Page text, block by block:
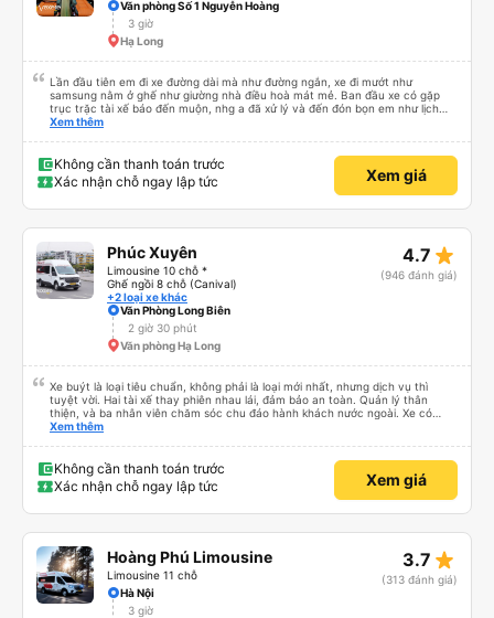
Văn phòng Số 1 Nguyễn Hoàng
3 giờ
Hạ Long
Lần đầu tiên em đi xe đường dài mà như đường ngắn, xe đi mướt như
samsung nằm ở ghế như giường nhà điều hoà mát mẻ. Ban đầu xe có gặp
trục trặc tài xế báo đến muộn, nhg a đã xử lý và đến đón bọn em như lịch
trên hệ thống. Anh tài xế Văn Sĩ quá vui tính và nhiệt tình, trời mưa gió đã
Xem thêm
Không cần thanh toán trước
Xác nhận chỗ ngay lập tức
Xem giá
Phúc Xuyên
Limousine 10 chỗ *
Ghế ngồi 8 chỗ (Canival)
+2 loại xe khác
4.7 star_rate
(946 đánh giá)
Văn Phòng Long Biên
2 giờ 30 phút
Văn phòng Hạ Long
Xe buýt là loại tiêu chuẩn, không phải là loại mới nhất, nhưng dịch vụ thì
tuyệt vời. Hai tài xế thay phiên nhau lái, đảm bảo an toàn. Quản lý thân
thiện, và ba nhân viên chăm sóc chu đáo hành khách nước ngoài. Xe có
máy lạnh và cổng sạc USB, và dừng thường xuyên ở các khu vực nghỉ ngơi.
khoảng 9 tiếng. Tôi hài lòng với giá vé 480.000 VND.
Xem thêm
Không cần thanh toán trước
Xác nhận chỗ ngay lập tức
Xem giá
Hoàng Phú Limousine
Limousine 11 chỗ
3.7 star_rate
(313 đánh giá)
Hà Nội
3 giờ